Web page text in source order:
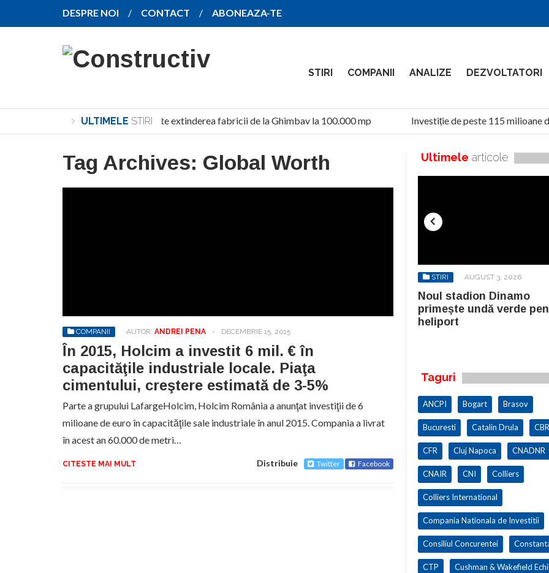
DESPRE NOI CONTACT ABONEAZA-TE
STIRI COMPANII ANALIZE DEZVOLTATORI
ULTIMELE STIRI
SANY pregătește extinderea fabricii de la Ghimbav la 100.000 mp Investiție de peste 115 milioane
Tag Archives: Global Worth
COMPANII AUTOR: ANDREI PENA - DECEMBRIE 15, 2015
În 2015, Holcim a investit 6 mil. € în
capacităţile industriale locale. Piaţa
cimentului, creştere estimată de 3-5%
Parte a grupului LafargeHolcim, Holcim România a anunţat investiţii de 6
milioane de euro în capacităţile sale industriale în anul 2015. Compania a livrat
în acest an 60.000 de metri…
CITESTE MAI MULT Distribuie Twitter Facebook
Ultimele articole
STIRI AUGUST 3, 2026
Noul stadion Dinamo
primește undă verde
heliport
Taguri
ANCPI Bogart Brasov
Bucuresti Catalin Drula
CFR Cluj Napoca CNADNR
CNAIR CNI Colliers
Colliers International
Compania Nationala de Investitii
Consiliul Concurentei
CTP Cushman & Wakefield